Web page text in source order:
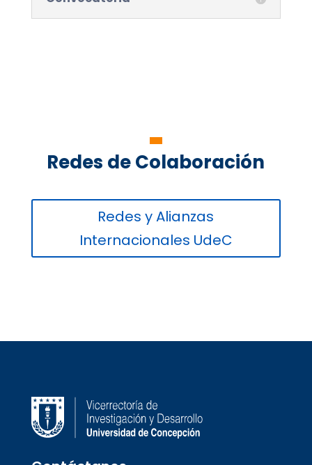
Redes de Colaboración
Redes y Alianzas
Internacionales UdeC